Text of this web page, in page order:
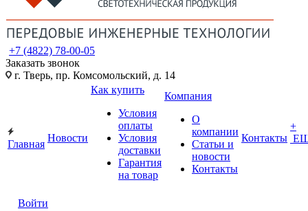
+7 (4822) 78-00-05
Заказать звонок
г. Тверь, пр. Комсомольский, д. 14
Главная
Новости
Как купить
Условия
оплаты
Условия
доставки
Гарантия
на товар
Компания
О
компании
Статьи и
новости
Контакты
Контакты
+
Войти